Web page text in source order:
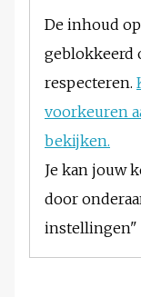
De inhoud
geblokkeerd
respecteren.
voorkeuren
bekijken.
Je kan jouw
door
instellingen"